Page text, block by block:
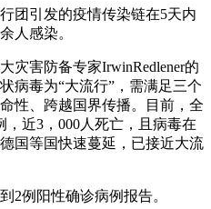
团引发的疫情传染链在5天内
人感染。
灾害防备专家IrwinRedlener的
病毒为“大流行”，需满足三个
性、跨越国界传播。目前，全
，近3，000人死亡，且病毒在
国等国快速蔓延，已接近大流
2例阳性确诊病例报告。